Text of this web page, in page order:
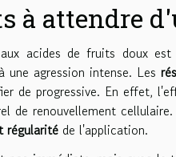
à attendre
acides de fruits doux
une agression intense. Les
de progressive. En effet,
de renouvellement
régularité de l'application.